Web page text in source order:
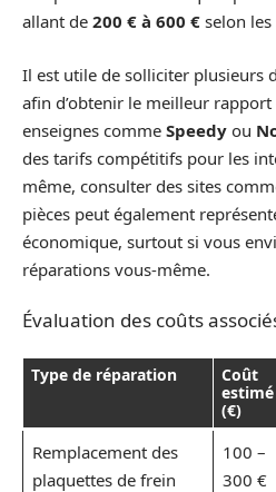
allant de 200 € à 600 € selon
Il est utile de solliciter plusieurs
afin d’obtenir le meilleur
enseignes comme Speedy ou
des tarifs compétitifs pour les
même, consulter des sites
pièces peut également
économique, surtout si vous
réparations vous-même.
Évaluation des coûts
Type de réparation
Coût
estimé
(€)
Remplacement des
plaquettes de frein
100 –
300 €